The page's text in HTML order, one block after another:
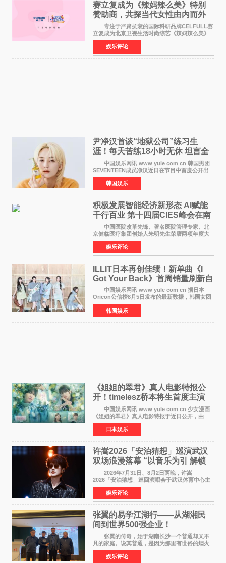
赛立复成为《辣妈辣么美》特别
赞助商，共探当代女性由内而外
活力美
专注于严肃抗衰的国际科研品牌CELFULL赛
立复成为北京卫视生活时尚综艺《辣妈辣么美》
的特别赞助商,明星辣妈袁咏仪倾情参与，向广大
都市女性传递健康生活新主张，寄语当代女性在
家庭与自我之间
娱乐评论
尹净汉首谈“地狱公司”练习生
涯！每天苦练18小时无休 坦言全
靠成员撑过来
中国娱乐网讯 www yule com cn 韩国男团
SEVENTEEN成员净汉近日在节目中首度公开出
道前的残酷练习生经历，并提及经纪公司Pledis
娱乐，引发广泛关注。 在8月2日播出的日本
TBS综艺节目《周
韩国娱乐
积极发展智能经济新形态 Al赋能
千行百业 第十四届CIES峰会在南
京盛大召开
中国医院改革先锋、著名医院管理专家、北
京健临医疗集团创始人朱明先生荣膺两项年度大
奖 2026年7月31日，盛夏金陵，长江之畔，
以重落地·真务实·强链接为主题的2026&lsquo;人
工智能+&rsquo
娱乐评论
ILLIT日本再创佳绩！新单曲《I
Got Your Back》首周销量刷新自
身纪录
中国娱乐网讯 www yule com cn 据日本
Oricon公信榜8月5日发布的最新数据，韩国女团
ILLIT在日本发行的第二张单曲《I Got Your
Back》首周销量达到71,009张，成功跻身最新一
期周单曲排行
韩国娱乐
《姐姐的翠君》真人电影特报公
开！timelesz桥本将生首度主演
12月4日上映
中国娱乐网讯 www yule com cn 少女漫画
《姐姐的翠君》真人电影特报于近日公开，由
timelesz成员桥本将生担任主演，这也是他首次
担任电影主演，引发高度关注。 女高中生咲
苗翠（中岛瑠菜
日本娱乐
许嵩2026「安泊猜想」巡演武汉
双场浪漫落幕 “以音乐为引 解锁
江城记忆”
2026年7月31日、8月2日两晚，许嵩
2026「安泊猜想」巡回演唱会于武汉体育中心主
体育场盛大开唱。许嵩与数万歌迷在此相聚，从
浪漫惬意的舞台设计到充满诚意与惊喜的现场互
动，共同开启了一场关于
娱乐评论
张翼的易学江湖行——从湖湘民
间到世界500强企业！
张翼的传奇，始于湖南长沙一个普通却又不
凡的家庭。说其普通，是因为那里有世俗的烟火
气；说其不凡，是因为家中有一位洞悉天地玄机
的长者——他的爷爷。作为当地的风水师，爷爷
娱乐评论